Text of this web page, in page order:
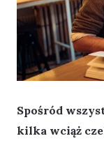
Spośród
kilka wciąż